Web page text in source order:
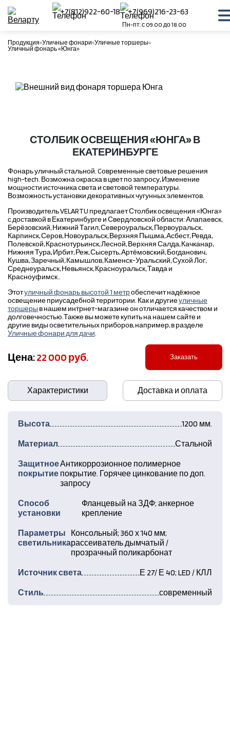
+7(812)922-60-18 +7(969)216-23-63
Пн-пт: с 09.00 до 18.00
Продукция Уличные фонари Уличные торшеры
Уличный фонарь «Юнга»
СТОЛБИК ОСВЕЩЕНИЯ «ЮНГА» В
ЕКАТЕРИНБУРГЕ
Фонарь уличный стальной. Cовременные световые решения
high-tech. Возможна окраска в цвет по запросу, Изменение
мощности источника света и световой температуры.
Возможность установки декоративных чугунных элементов.
Производитель VELARTU предлагает Столбик освещения «Юнга»
с доставкой в Екатеринбурге и Свердловской области: Алапаевск,
Берёзовский, Нижний Тагил, Североуральск, Первоуральск,
Карпинск, Серов, Новоуральск, Верхняя Пышма, Асбест, Ревда,
Полевской, Краснотурьинск, Лесной, Верхняя Салда, Качканар,
Нижняя Тура, Ирбит, Реж, Сысерть, Артёмовский, Богданович,
Кушва, Заречный, Камышлов, Каменск-Уральский, Сухой Лог,
Среднеуральск, Невьянск, Красноуральск, Тавда и
Красноуфимск..
Этотуличный фонарь высотой 1 метробеспечит надёжное
освещение приусадебной территории. Как и другиеуличные
торшеры в нашем интрнет-магазине он отличается качеством и
долговечностью.Также вы можете купить на нашем сайте и
другие виды осветительных приборов, например, в разделе
Уличные фонари для дачи
Цена:22 000 руб. Заказать
Характеристики Доставка и оплата
Высота 1200 мм.
Материал Стальной
Защитное
покрытие
Антикоррозионное полимерное
покрытие. Горячее цинкование по доп.
запросу
Способ
установки
Фланцевый на ЗДФ; анкерное
крепление
Параметры
светильника
Консольный; 360 х 140 мм;
рассеиватель дымчатый /
прозрачный поликарбонат
Источник света Е 27/ Е 40; LED / КЛЛ
Стиль современный